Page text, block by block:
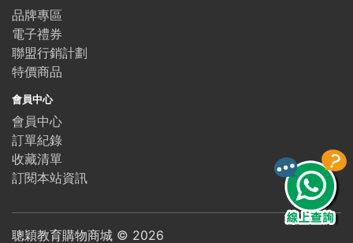
品牌專區
電子禮券
聯盟行銷計劃
特價商品
會員中心
會員中心
訂單紀錄
收藏清單
訂閱本站資訊
聰穎教育購物商城 © 2026